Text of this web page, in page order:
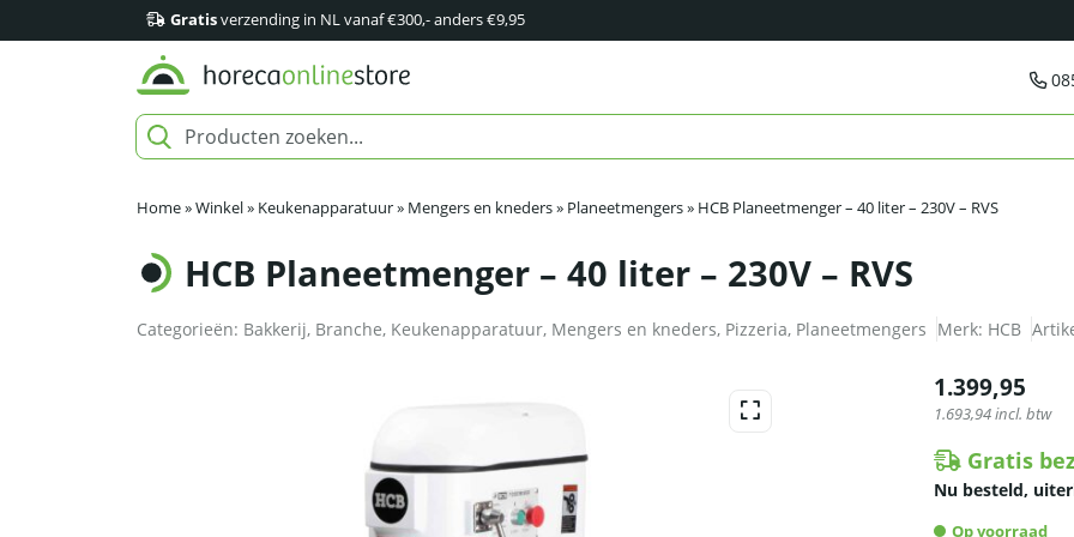
Gratisverzending in NL vanaf €300,- anders €9,95
Home»Winkel» Keukenapparatuur» Mengers en kneders» Planeetmengers» HCB Planeetmenger – 40 liter – 230V – RVS
HCB Planeetmenger – 40 liter – 230V – RVS
Categorieën: Bakkerij, Branche, Keukenapparatuur, Mengers en kneders, Pizzeria, Planeetmengers Merk: HCB
1.399,95
1.693,94incl. btw
Gratis
Nu besteld,
Op voorraad